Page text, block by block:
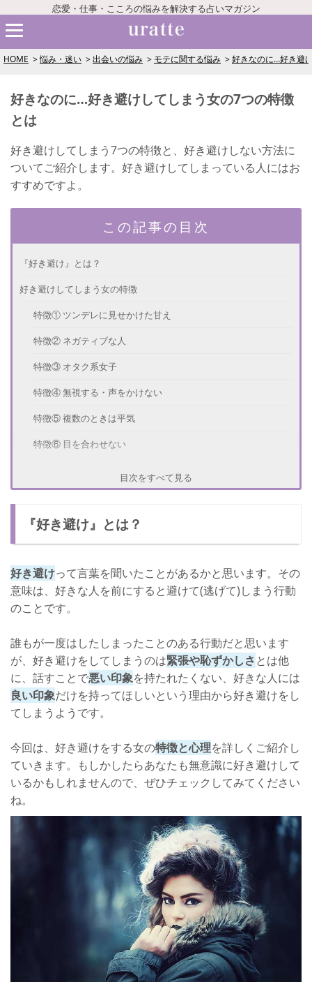
恋愛・仕事・こころの悩みを解決する占いマガジン
HOME 悩み・迷い 出会いの悩み モテに関する悩み 好きなのに…好き避
好きなのに…好き避けしてしまう女の7つの特徴
とは
好き避けしてしまう7つの特徴と、好き避けしない方法に
ついてご紹介します。好き避けしてしまっている人にはお
すすめですよ。
この記事の目次
『好き避け』とは？
好き避けしてしまう女の特徴
特徴① ツンデレに見せかけた甘え
特徴② ネガティブな人
特徴③ オタク系女子
特徴④ 無視する・声をかけない
特徴⑤ 複数のときは平気
特徴⑥ 目を合わせない
嫌われたくない
本当は彼を独り占めしたい
周りの目が気になる
好き避けしない方法
開き直る！
さいごに
目次をすべて見る
『好き避け』とは？
好き避けって言葉を聞いたことがあるかと思います。その
意味は、好きな人を前にすると避けて(逃げて)しまう行動
のことです。
誰もが一度はしたしまったことのある行動だと思います
が、好き避けをしてしまうのは緊張や恥ずかしさとは他
に、話すことで悪い印象を持たれたくない、好きな人には
良い印象だけを持ってほしいという理由から好き避けをし
てしまうようです。
今回は、好き避けをする女の特徴と心理を詳しくご紹介し
ていきます。もしかしたらあなたも無意識に好き避けして
いるかもしれませんので、ぜひチェックしてみてください
ね。